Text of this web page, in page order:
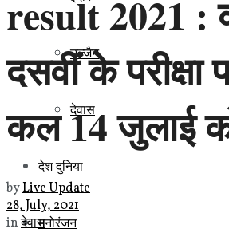
उज्जैन
देवास
देश दुनिया
मनोरंजन
result 2021 :
दसवीं के परीक्षा
कल 14 जुलाई
byLive Update
28, July, 2021
inदेवास